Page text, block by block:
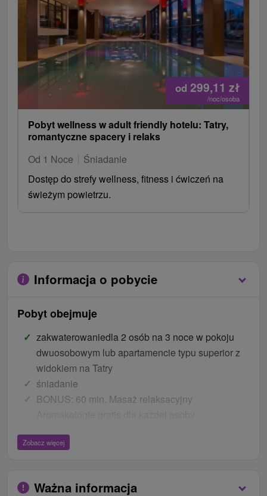
od 299,11 zł
/noc/osoba
Pobyt wellness w adult friendly hotelu: Tatry,
romantyczne spacery i relaks
Od 1 Noce
Śniadanie
Dostęp do strefy wellness, fitness i ćwiczeń na
świeżym powietrzu.
Informacja o pobycie
Pobyt obejmuje
zakwaterowaniedla 2 osób na 3 noce w pokoju
dwuosobowym lub apartamencie typu superior z
widokiem na Tatry
śniadanie
BONUS: 60 min. Masaż relaksacyjny
biologicznej w godzinach otwarcia (na życzenie, w
masaże i zabiegi z menu Spa Spa by L'Occitane
Zobacz więcej
Ważna informacja